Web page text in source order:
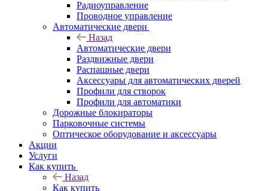
Радиоуправление
Проводное управление
Автоматические двери
Назад
Автоматические двери
Раздвижные двери
Распашные двери
Аксессуары для автоматических дверей
Профили для створок
Профили для автоматики
Дорожные блокираторы
Парковочные системы
Оптическое оборудование и аксессуары
Акции
Услуги
Как купить
Назад
Как купить